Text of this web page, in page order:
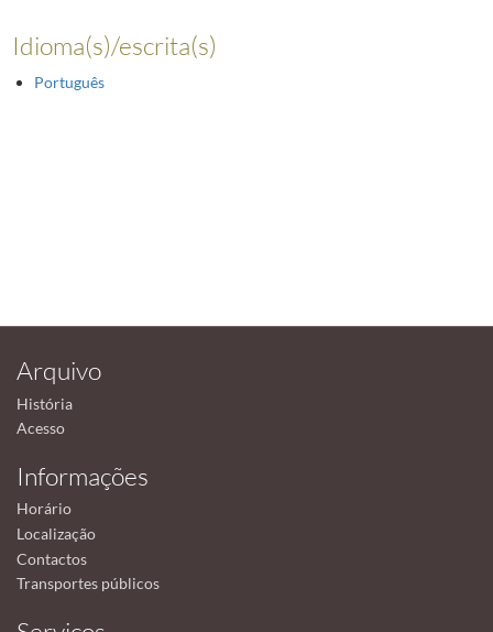
Idioma(s)/escrita(s)
Português
Arquivo
História
Acesso
Informações
Horário
Localização
Contactos
Transportes públicos